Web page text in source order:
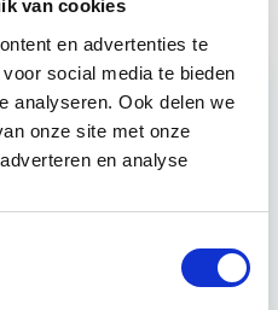
van cookies
en advertenties te
social media te bieden
analyseren. Ook delen we
onze site met onze
en analyse
dit artikel
Bouwen
Letterlijk, want in
dat de